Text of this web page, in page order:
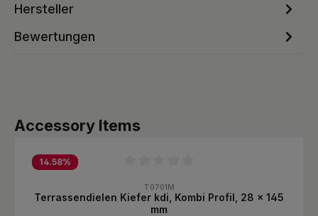
Hersteller
Bewertungen
Produktgalerie überspringen
Accessory Items
14.58%
T0701M
Terrassendielen Kiefer kdi, Kombi Profil, 28 x 145
mm